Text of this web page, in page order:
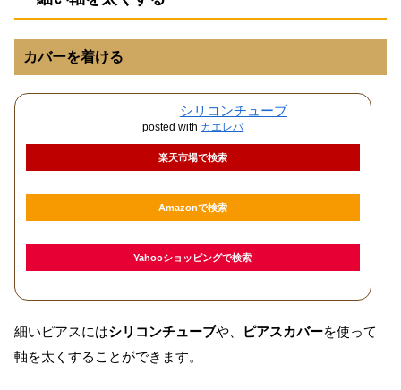
カバーを着ける
シリコンチューブ
posted with カエレバ
楽天市場で検索
Amazonで検索
Yahooショッピングで検索
細いピアスにはシリコンチューブや、 ピアスカバーを使って
軸を太くすることができます。